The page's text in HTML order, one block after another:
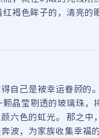
红褐色眸子的，清亮的
莉亚。
自己是被幸运眷顾的
颗晶莹剔透的玻璃珠，
六色的虹光。 那之中
波，为家族收集幸福